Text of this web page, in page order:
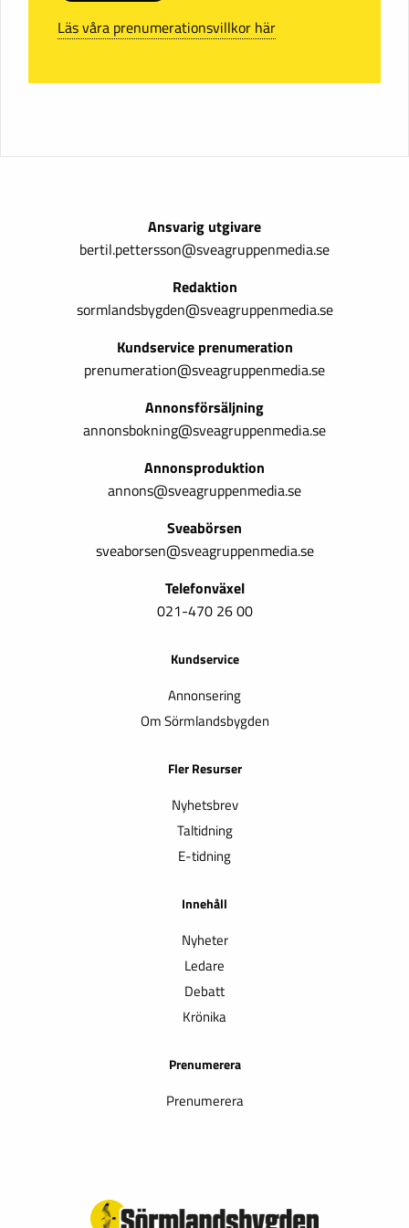
Läs våra prenumerationsvillkor här
Ansvarig utgivare
bertil.pettersson@sveagruppenmedia.se
Redaktion
sormlandsbygden@sveagruppenmedia.se
Kundservice prenumeration
prenumeration@sveagruppenmedia.se
Annonsförsäljning
annonsbokning@sveagruppenmedia.se
Annonsproduktion
annons@sveagruppenmedia.se
Sveabörsen
sveaborsen@sveagruppenmedia.se
Telefonväxel
021-470 26 00
Kundservice
Annonsering
Om Sörmlandsbygden
Fler Resurser
Nyhetsbrev
Taltidning
E-tidning
Innehåll
Nyheter
Ledare
Debatt
Krönika
Prenumerera
Prenumerera